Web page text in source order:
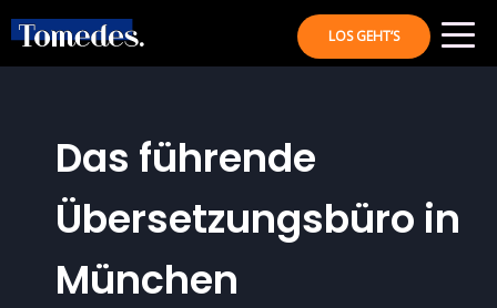
LOS GEHT‘S
Das führende
Übersetzungsbüro in
München